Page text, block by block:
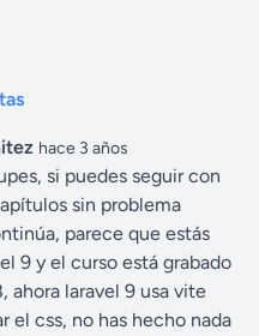
hace 3 años
si puedes seguir con
sin problema
parece que estás
9 y el curso está grabado
ahora laravel 9 usa vite
el css, no has hecho nada